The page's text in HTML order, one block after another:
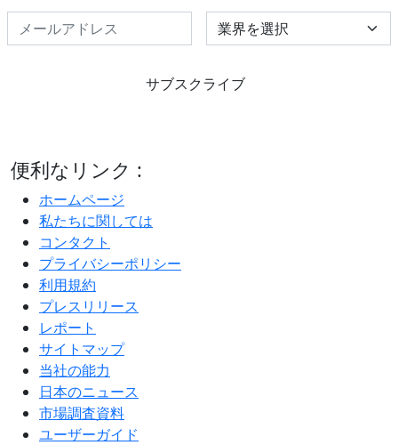
Select Industry
サブスクライブ
便利なリンク :
ホームページ
私たちに関しては
コンタクト
プライバシーポリシー
利用規約
プレスリリース
レポート
サイトマップ
当社の能力
日本のニュース
市場調査資料
ユーザーガイド